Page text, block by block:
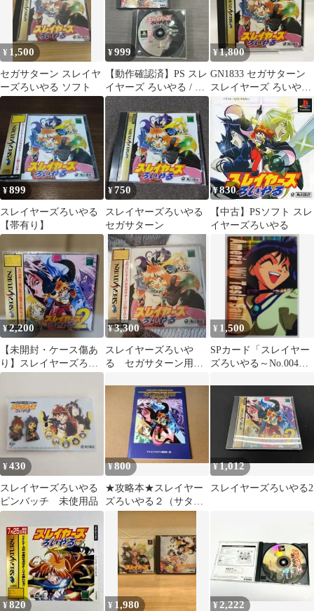
¥ 1,500
セガサターン スレイヤ
ーズろいやる ソフト
¥999
【動作確認済】PS スレ
イヤーズ ろいやる / わ
んだほー 2本セット 欠
品あり
¥1,800
GN1833 セガサターン
スレイヤーズ ろいやる
ゲームソフト
¥899
スレイヤーズろいやる
【帯有り】
¥750
スレイヤーズろいやる
セガサターン
¥830
【中古】PSソフト スレ
イヤーズろいやる
¥2,200
【未開封・ケース傷あ
り】スレイヤーズろい
やる２ セガサターン
¥3,300
スレイヤーズろいや
る セガサターン用ソ
¥ 1,500
SPカード「スレイヤー
ズろいやる～No.004」
¥430
スレイヤーズろいやる
ピンバッチ 未使用品
¥800
★攻略本★スレイヤー
ズろいやる２（サター
ン版）公式攻略ガイド
ブック★送料込み★
¥1,012
スレイヤーズろいやる2
¥820 ¥ 1,980 ¥2,222